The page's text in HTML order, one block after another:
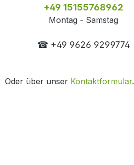
+49 15155768962
Montag - Samstag
☎ +49 9626 9299774
Oder über unser Kontaktformular.